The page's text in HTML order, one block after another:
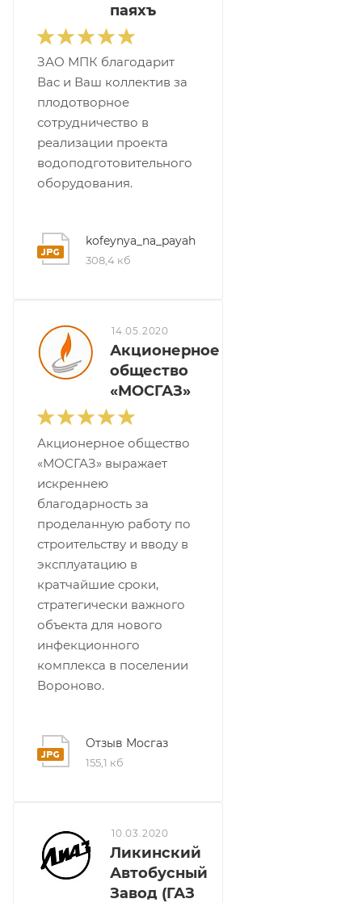
паяхъ
ЗАО МПК благодарит
Вас и Ваш коллектив за
плодотворное
сотрудничество в
реализации проекта
водоподготовительного
оборудования.
kofeynya_na_payah
308,4 кб
14.05.2020
Акционерное
общество
«МОСГАЗ»
Акционерное общество
«МОСГАЗ» выражает
искреннею
благодарность за
проделанную работу по
строительству и вводу в
эксплуатацию в
кратчайшие сроки,
стратегически важного
объекта для нового
инфекционного
комплекса в поселении
Вороново.
Отзыв Мосгаз
155,1 кб
10.03.2020
Ликинский
Автобусный
Завод (ГАЗ